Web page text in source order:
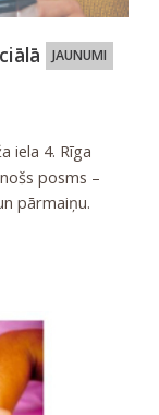
JAUNUMI
iela 4. Rīga
posms –
pārmaiņu.